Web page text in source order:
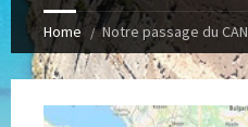
Home Notre passage du